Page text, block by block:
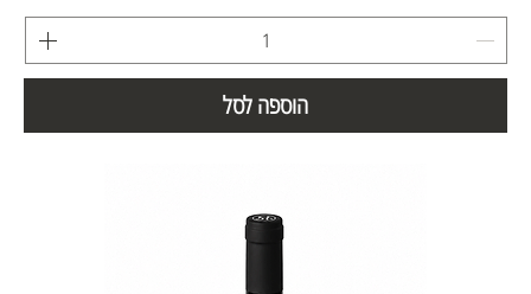
הוספה לסל